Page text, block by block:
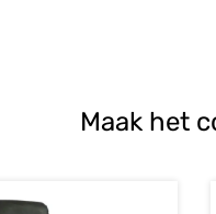
Maak het